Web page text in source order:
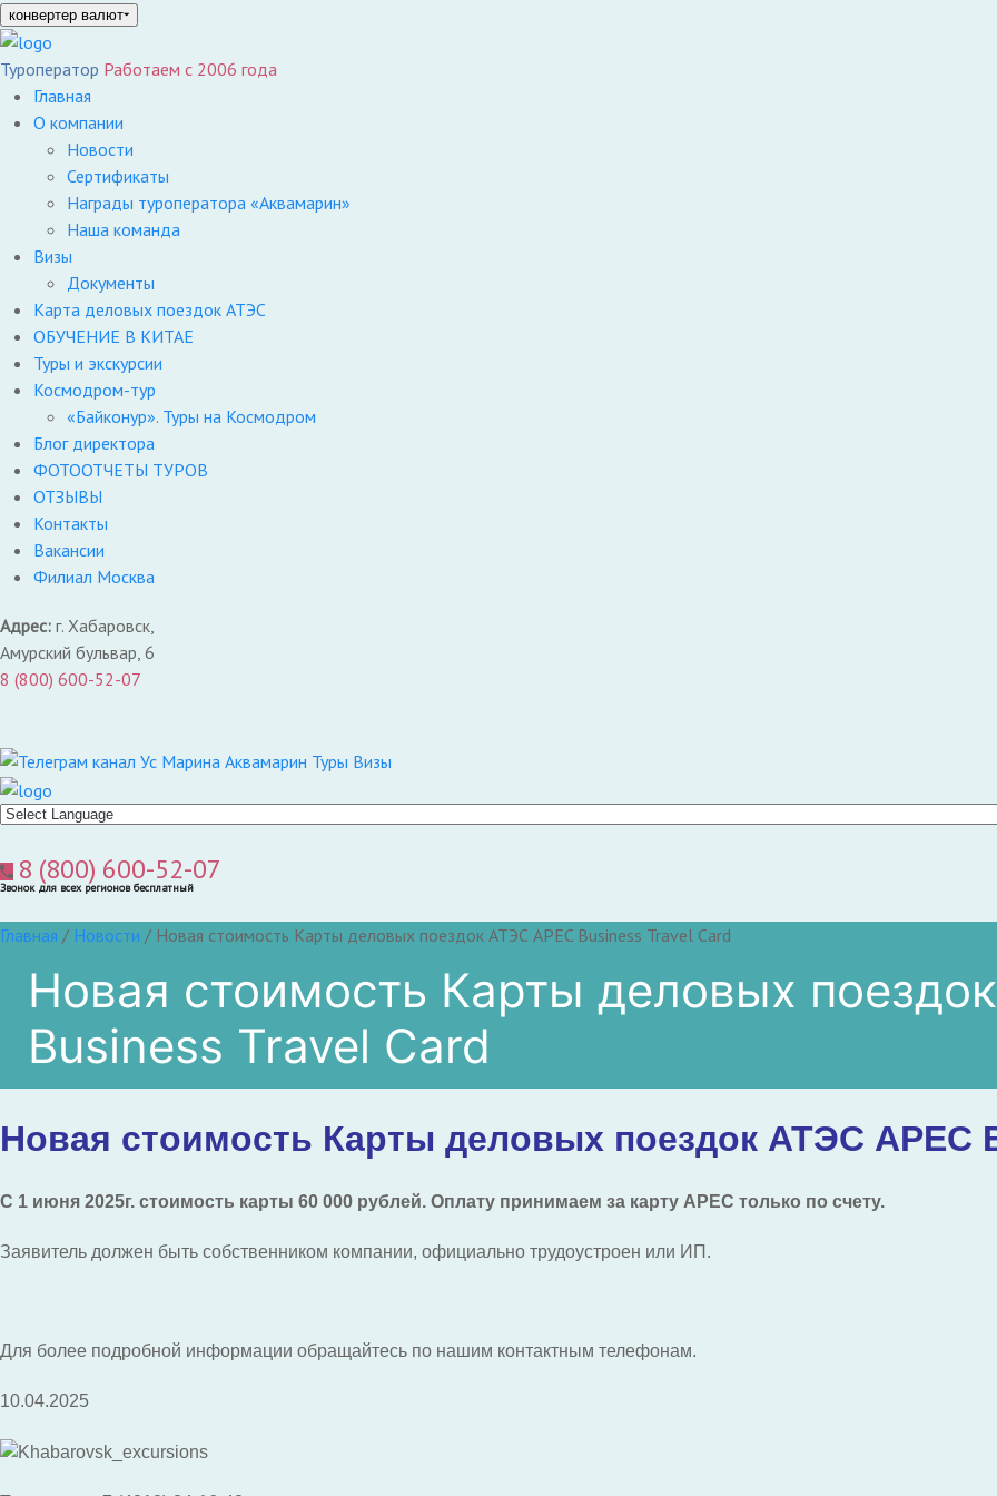
конвертер валют
Туроператор Работаем с 2006 года
Главная
О компании
Новости
Сертификаты
Награды туроператора «Аквамарин»
Наша команда
Визы
Документы
Карта деловых поездок АТЭС
ОБУЧЕНИЕ В КИТАЕ
Туры и экскурсии
Космодром-тур
«Байконур». Туры на Космодром
Блог директора
ФОТООТЧЕТЫ ТУРОВ
ОТЗЫВЫ
Контакты
Вакансии
Филиал Москва
Адрес: г. Хабаровск,
Амурский бульвар, 6
8 (800) 600-52-07
8 (800) 600-52-07
Звонок для всех регионов бесплатный
Главная / Новости / Новая стоимость Карты деловых поездок АТЭС APEC Business Travel Card
Новая стоимость Карты деловых
Business Travel Card
Новая стоимость Карты деловых поездок АТЭС APEC
С 1 июня 2025г. стоимость карты 60 000 рублей. Оплату принимаем за карту APEC только по счету.
Заявитель должен быть собственником компании, официально трудоустроен или ИП.
Для более подробной информации обращайтесь по нашим контактным телефонам.
10.04.2025